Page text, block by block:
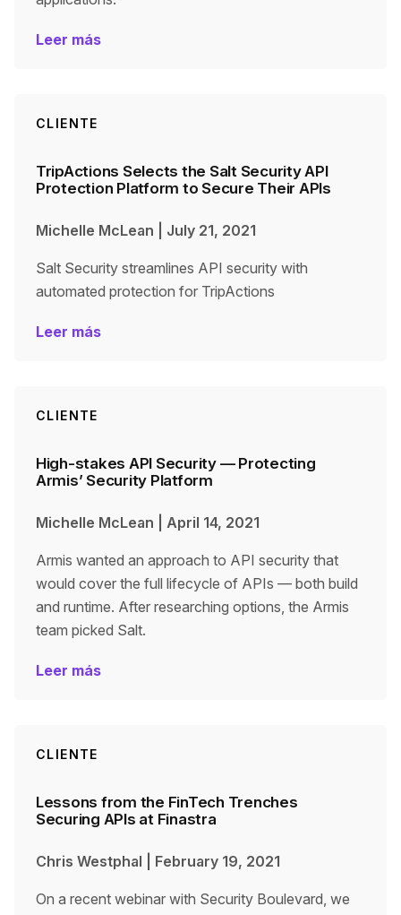
Leer más
CLIENTE
TripActions‌ ‌Selects‌ ‌the Salt Security API
Protection Platform to Secure Their APIs
Michelle McLean July 21, 2021
Salt Security streamlines API security with
automated protection for TripActions
Leer más
CLIENTE
High-stakes API Security — Protecting
Armis’ Security Platform
Michelle McLean April 14, 2021
Armis wanted an approach to API security that
would cover the full lifecycle of APIs — both build
and runtime. After researching options, the Armis
team picked Salt.
Leer más
CLIENTE
Lessons from the FinTech Trenches
Securing APIs at Finastra
Chris Westphal February 19, 2021
On a recent webinar with Security Boulevard, we